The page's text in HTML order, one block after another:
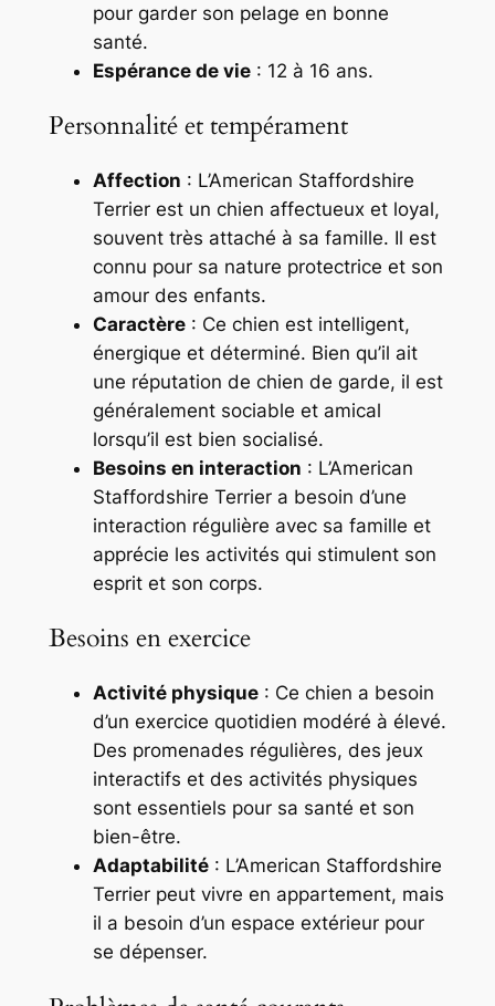
pour garder son pelage en bonne
santé.
Espérance de vie: 12 à 16 ans.
Personnalité et tempérament
Affection : L’American Staffordshire
Terrier est un chien affectueux et loyal,
souvent très attaché à sa famille. Il est
connu pour sa nature protectrice et son
amour des enfants.
Caractère: Ce chien est intelligent,
énergique et déterminé. Bien qu’il ait
une réputation de chien de garde, il est
généralement sociable et amical
lorsqu’il est bien socialisé.
Besoins en interaction : L’American
Staffordshire Terrier a besoin d’une
interaction régulière avec sa famille et
apprécie les activités qui stimulent son
esprit et son corps.
Besoins en exercice
Activité physique: Ce chien a besoin
d’un exercice quotidien modéré à élevé.
Des promenades régulières, des jeux
interactifs et des activités physiques
sont essentiels pour sa santé et son
bien-être.
Adaptabilité: L’American Staffordshire
Terrier peut vivre en appartement, mais
il a besoin d’un espace extérieur pour
se dépenser.